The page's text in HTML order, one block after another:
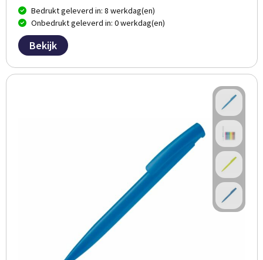
Bedrukt geleverd in: 8 werkdag(en)
Onbedrukt geleverd in: 0 werkdag(en)
Bekijk